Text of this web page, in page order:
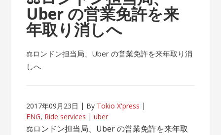
Uber の営業免許を来
年取り消しへ
⚖ロンドン担当局、Uber の営業免許を来年取り消
しへ
2017年09月23日 By Tokio X'press
ENG, Ride services uber
⚖ロンドン担当局、Uber の営業免許を来年取